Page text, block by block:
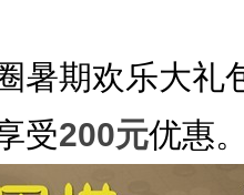
暑期欢乐大礼
受200元优惠